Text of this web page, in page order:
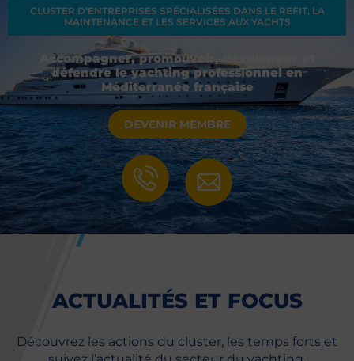
CLUSTER D’ENTREPRISES SPÉCIALISÉES DANS LE REFIT, LA
MAINTENANCE ET LES SERVICES AUX YACHTS
Accompagner, promouvoir, développer et
défendre le yachting professionnel en
Méditerranée française
DEVENIR MEMBRE
ACTUALITÉS ET FOCUS
Découvrez les actions du cluster, les temps forts et